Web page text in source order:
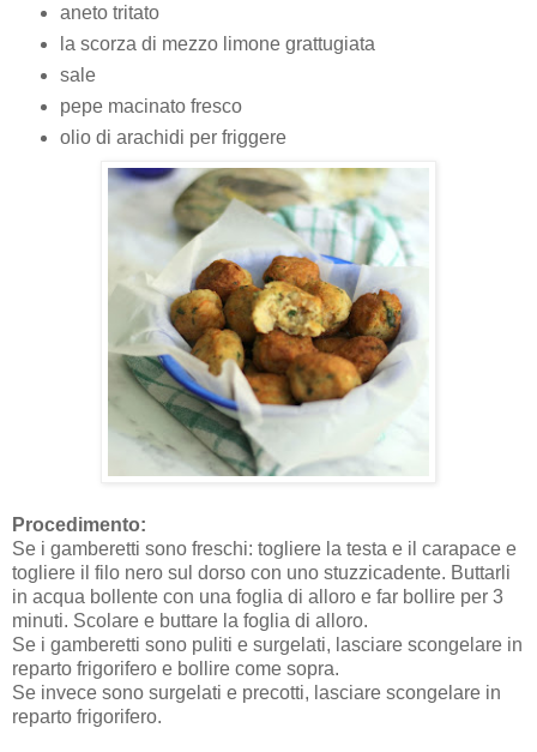
aneto tritato
la scorza di mezzo limone grattugiata
sale
pepe macinato fresco
olio di arachidi per friggere
Procedimento:
Se i gamberetti sono freschi: togliere la testa e il carapace e
togliere il filo nero sul dorso con uno stuzzicadente. Buttarli
in acqua bollente con una foglia di alloro e far bollire per 3
minuti. Scolare e buttare la foglia di alloro.
Se i gamberetti sono puliti e surgelati, lasciare scongelare in
reparto frigorifero e bollire come sopra.
Se invece sono surgelati e precotti, lasciare scongelare in
reparto frigorifero.